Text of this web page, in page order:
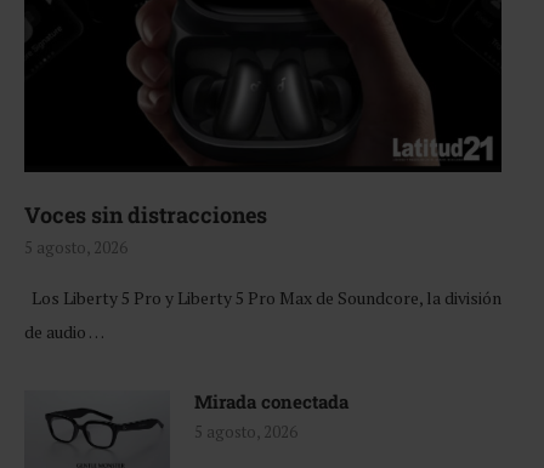
Voces sin distracciones
5 agosto, 2026
Los Liberty 5 Pro y Liberty 5 Pro Max de Soundcore, la división
de audio …
Mirada conectada
5 agosto, 2026